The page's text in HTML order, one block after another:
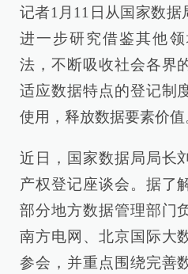
记者1月11日从国家数
进一步研究借鉴其他
法，不断吸收社会各界
适应数据特点的登记制
使用，释放数据要素价值
近日，国家数据局局长
产权登记座谈会。据了
部分地方数据管理部门
南方电网、北京国际大
参会，并重点围绕完善